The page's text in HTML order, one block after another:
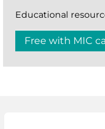
Educational
Free with MIC